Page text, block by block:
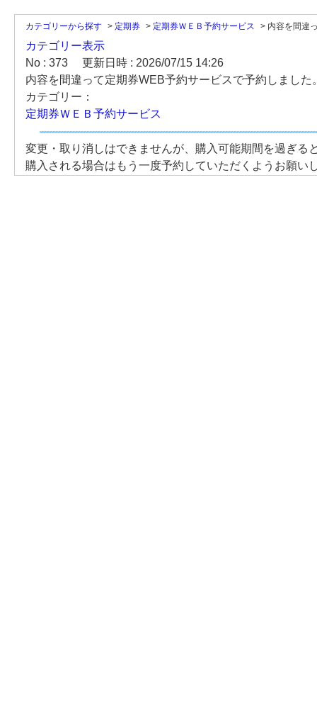
カテゴリーから探す > 定期券 > 定期券ＷＥＢ予約サービス > 内容を間違
カテゴリー表示
No : 373
更新日時 : 2026/07/15 14:26
内容を間違って定期券WEB予約サービスで予約しまし
カテゴリー：
定期券ＷＥＢ予約サービス
変更・取り消しはできませんが、購入可能期間を過ぎる
購入される場合はもう一度予約していただくようお願い